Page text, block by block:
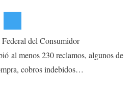
del Consumidor
al menos 230 reclamos, algunos de
cobros indebidos…